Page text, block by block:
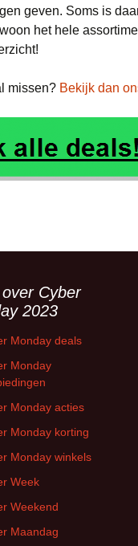
geven. Soms is
het hele
missen? Bekijk dan
Cyber
2023
Monday deals
Monday
Monday acties
Monday korting
Monday winkels
Week
Weekend
Maandag